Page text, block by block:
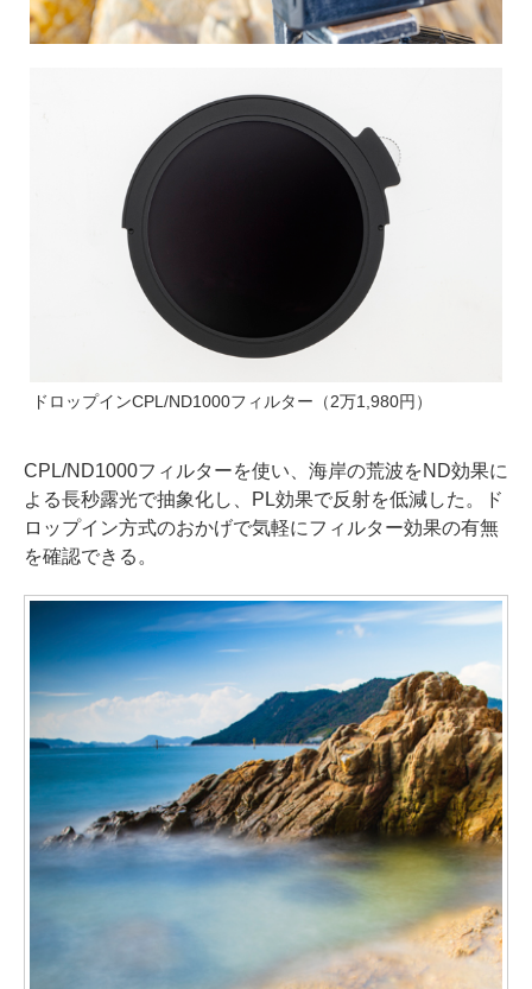
ドロップインCPL/ND1000フィルター（2万1,980円）
CPL/ND1000フィルターを使い、海岸の荒波をND効果に
よる長秒露光で抽象化し、PL効果で反射を低減した。ド
ロップイン方式のおかげで気軽にフィルター効果の有無
を確認できる。